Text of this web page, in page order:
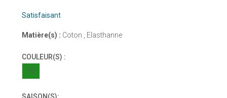
Satisfaisant
Matière(s) : Coton , Elasthanne
COULEUR(S) :
VE